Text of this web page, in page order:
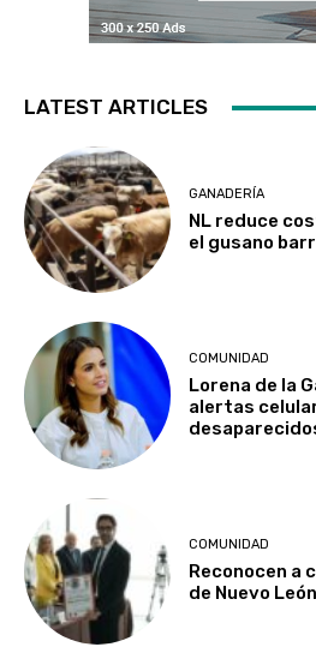
LATEST ARTICLES
GANADERÍA
NL reduce
el gusano
COMUNIDAD
Lorena de la
alertas
COMUNIDAD
Reconocen a
de Nuevo León